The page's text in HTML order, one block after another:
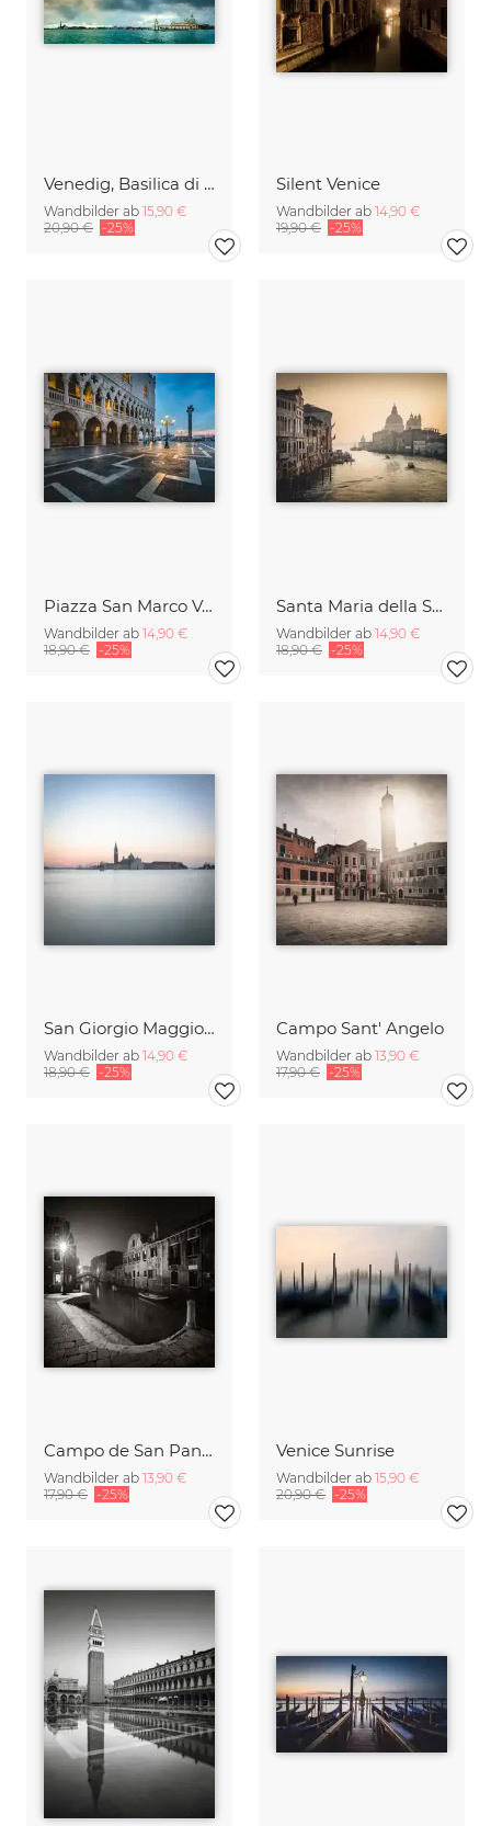
Venedig, Basilica di Santa Maria della Salute
Wandbilder ab 15,90 €
20,90 € -25%
Silent Venice
Wandbilder ab 14,90 €
19,90 € -25%
Piazza San Marco Venedig
Wandbilder ab 14,90 €
18,90 € -25%
Santa Maria della Salute
Wandbilder ab 14,90 €
18,90 € -25%
San Giorgio Maggiore
Wandbilder ab 14,90 €
18,90 € -25%
Campo Sant' Angelo
Wandbilder ab 13,90 €
17,90 € -25%
Campo de San Pantalon
Wandbilder ab 13,90 €
17,90 € -25%
Venice Sunrise
Wandbilder ab 15,90 €
20,90 € -25%